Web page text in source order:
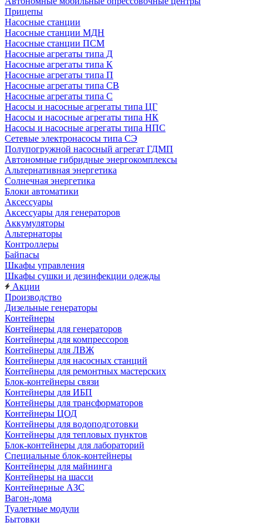
Прицепы
Насосные станции
Насосные станции МДН
Насосные станции ПСМ
Насосные агрегаты типа Д
Насосные агрегаты типа К
Насосные агрегаты типа П
Насосные агрегаты типа СВ
Насосные агрегаты типа С
Насосы и насосные агрегаты типа ЦГ
Насосы и насосные агрегаты типа НК
Насосы и насосные агрегаты типа НПС
Сетевые электронасосы типа СЭ
Полупогружной насосный агрегат ГДМП
Автономные гибридные энергокомплексы
Альтернативная энергетика
Солнечная энергетика
Блоки автоматики
Аксессуары
Аксессуары для генераторов
Аккумуляторы
Альтернаторы
Контроллеры
Байпасы
Шкафы управления
Шкафы сушки и дезинфекции одежды
Акции
Производство
Дизельные генераторы
Контейнеры
Контейнеры для генераторов
Контейнеры для компрессоров
Контейнеры для ЛВЖ
Контейнеры для насосных станций
Контейнеры для ремонтных мастерских
Блок-контейнеры связи
Контейнеры для ИБП
Контейнеры для трансформаторов
Контейнеры ЦОД
Контейнеры для водоподготовки
Контейнеры для тепловых пунктов
Блок-контейнеры для лабораторий
Специальные блок-контейнеры
Контейнеры для майнинга
Контейнеры на шасси
Контейнерные АЗС
Вагон-дома
Туалетные модули
Бытовки